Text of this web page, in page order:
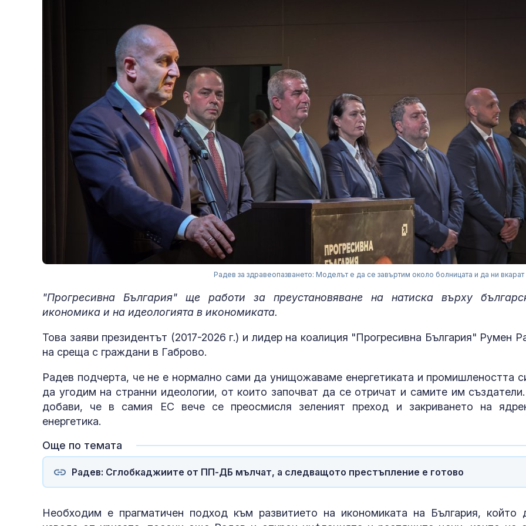
Радев за здравеопазването: Моделът е да се завъртим около болницата и да ни
"Прогресивна България" ще работи за преустановяване на натиска върху
икономика и на идеологията в икономиката.
Това заяви президентът (2017-2026 г.) и лидер на коалиция "Прогресивна България" Румен
на среща с граждани в Габрово.
Радев подчерта, че не е нормално сами да унищожаваме енергетиката и промишлеността
да угодим на странни идеологии, от които започват да се отричат и самите им
добави, че в самия ЕС вече се преосмисля зеленият преход и закриването на
енергетика.
Още по темата
Радев: Сглобкаджиите от ПП-ДБ мълчат, а следващото престъпление е готово
Необходим е прагматичен подход към развитието на икономиката на България, който
руски войник
в рокля
хеликоптери